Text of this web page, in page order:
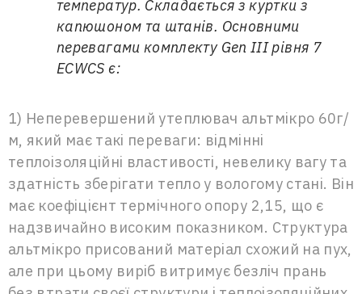
температур. Складається з куртки з
капюшоном та штанів. Основними
перевагами комплекту Gen III рівня 7
ECWCS є:
1) Неперевершений утеплювач альтмікро 60г/
м, який має такі переваги: відмінні
теплоізоляційні властивості, невелику вагу та
здатність зберігати тепло у вологому стані. Він
має коефіцієнт термічного опору 2,15, що є
надзвичайно високим показником. Структура
альтмікро присований матеріал схожий на пух,
але при цьому виріб витримує безліч прань